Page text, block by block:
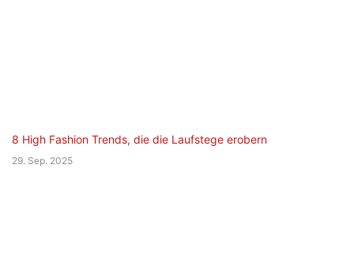
8 High Fashion Trends, die die Laufstege erobern
29. Sep. 2025